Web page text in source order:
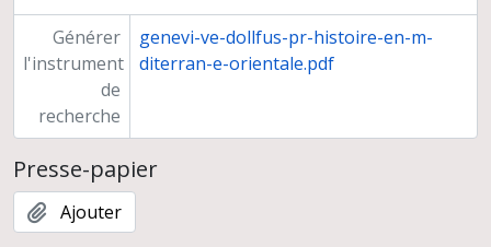
Générer
l'instrument
de
recherche
genevi-ve-dollfus-pr-histoire-en-m-
diterran-e-orientale.pdf
Presse-papier
Ajouter